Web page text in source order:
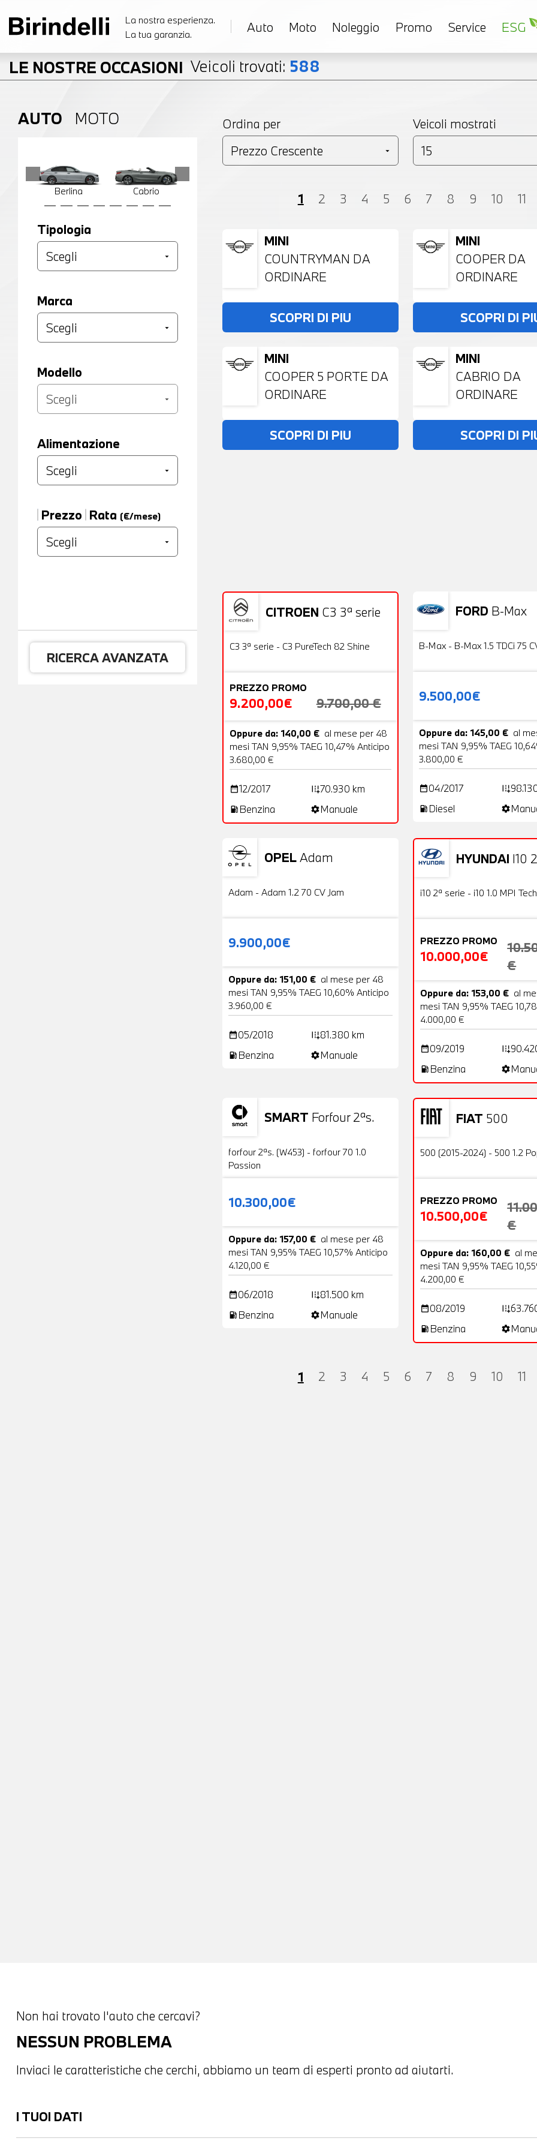
La nostra esperienza.
La tua garanzia.
Auto Moto Noleggio Promo Service ESG
LE NOSTRE OCCASIONI Veicoli trovati: 588
AUTO MOTO
Berlina Cabrio Coupé SUV
Tipologia
Marca
Modello
Alimentazione
Prezzo Rata (€/mese)
RICERCA AVANZATA
Ordina per Veicoli mostrati
1 2 3 4 5 6 7 8 9 10 11
MINI
COUNTRYMAN DA
ORDINARE
SCOPRI DI PIU
MINI
COOPER DA
ORDINARE
SCOPRI DI
MINI
COOPER 5 PORTE DA
ORDINARE
SCOPRI DI PIU
MINI
CABRIO DA
ORDINARE
SCOPRI DI
CITROEN C3 3ª serie
OFFERTA
Usato 22 Foto
C3 3ª serie - C3 PureTech 82 Shine
PREZZO PROMO
9.200,00€ 9.700,00 €
Oppure da: 140,00 € al mese per 48
mesi TAN 9,95% TAEG 10,47% Anticipo
3.680,00 €
date_range12/2017 add_road70.930 km
local_gas_station Benzina settingsManuale
FORD B-Max
Usato
B-Max - B-Max 1.5 TDCi 75
9.500,00€
Oppure da: 145,00 € al
mesi TAN 9,95% TAEG
3.800,00 €
date_range04/2017 add_road
local_gas_station Diesel settings
OPELAdam
Usato
Adam - Adam 1.2 70 CV Jam
9.900,00€
Oppure da: 151,00 € al mese per 48
mesi TAN 9,95% TAEG 10,60% Anticipo
3.960,00 €
date_range05/2018 add_road81.380 km
local_gas_station Benzina settingsManuale
HYUNDAI I10
OFFERTA
Usato
i10 2ª serie - i10 1.0 MPI Tech
PREZZO PROMO
10.000,00€
€
Oppure da: 153,00 € al
mesi TAN 9,95% TAEG
4.000,00 €
date_range09/2019 add_road
local_gas_station Benzina settings
SMART Forfour 2ªs.
Usato 19 Foto
forfour 2ªs. (W453) - forfour 70 1.0
Passion
10.300,00€
Oppure da: 157,00 € al mese per 48
mesi TAN 9,95% TAEG 10,57% Anticipo
4.120,00 €
date_range06/2018 add_road81.500 km
local_gas_station Benzina settingsManuale
FIAT 500
OFFERTA
Usato
500 (2015-2024) - 500 1.2
PREZZO PROMO
10.500,00€
€
Oppure da: 160,00 € al
mesi TAN 9,95% TAEG
4.200,00 €
date_range08/2019 add_road
local_gas_station Benzina settings
1 2 3 4 5 6 7 8 9 10 11
Non hai trovato l'auto che cercavi?
NESSUN PROBLEMA
Inviaci le caratteristiche che cerchi, abbiamo un team di esperti pronto ad aiutarti.
I TUOI DATI